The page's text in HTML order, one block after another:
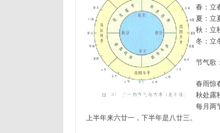
春：立
夏：立
秋：立
冬：立
节气歌：
春雨惊
秋处露
每月两
上半年来六廿一，下半年是八廿三。